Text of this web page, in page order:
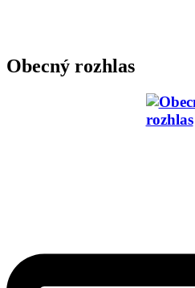
Obecný rozhlas